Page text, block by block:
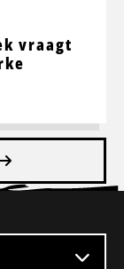
vraagt